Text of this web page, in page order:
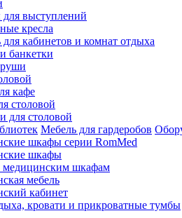
выступлений
кресла
кабинетов и комнат отдыха
банкетки
кафе
столовой
для столовой
Мебель для гардеробов
шкафы серии RomMed
шкафы
шкафам
мебель
кабинет
кровати и прикроватные тумбы